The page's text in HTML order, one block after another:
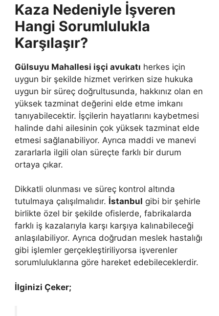
Kaza Nedeniyle İşveren
Hangi Sorumlulukla
Karşılaşır?
Gülsuyu Mahallesi işçi avukatı herkes için
uygun bir şekilde hizmet verirken size hukuka
uygun bir süreç doğrultusunda, hakkınız olan en
yüksek tazminat değerini elde etme imkanı
tanıyabilecektir. İşçilerin hayatlarını kaybetmesi
halinde dahi ailesinin çok yüksek tazminat elde
etmesi sağlanabiliyor. Ayrıca maddi ve manevi
zararlarla ilgili olan süreçte farklı bir durum
ortaya çıkar.
Dikkatli olunması ve süreç kontrol altında
tutulmaya çalışılmalıdır. İstanbul gibi bir şehirle
birlikte özel bir şekilde ofislerde, fabrikalarda
farklı iş kazalarıyla karşı karşıya kalınabileceği
anlaşılabiliyor. Ayrıca doğrudan meslek hastalığı
gibi işlemler gerçekleştiriliyorsa işverenler
sorumluluklarına göre hareket edebileceklerdir.
İlginizi Çeker;